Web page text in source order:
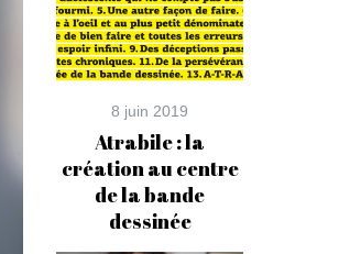
8 juin 2019
Atrabile : la
création au centre
de la bande
dessinée